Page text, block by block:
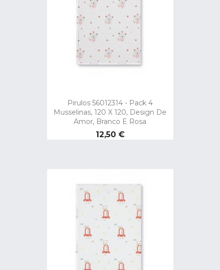
Pirulos 56012314 - Pack 4
Musselinas, 120 X 120, Design De
Amor, Branco E Rosa
Preço
12,50 €